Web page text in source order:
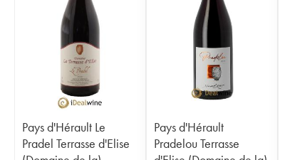
Pays d'Hérault Le
Pradel Terrasse d'Elise
Pays d'Hérault
Pradelou Terrasse